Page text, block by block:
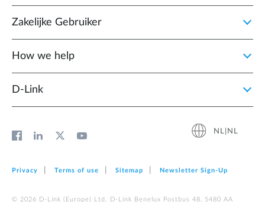
Zakelijke Gebruiker
How we help
D‑Link
NL|NL
Privacy Terms of use Sitemap Newsletter Sign‑Up
© 2026 D‑Link (Europe) Ltd. D-Link Benelux Postbus 48, 5480 AA